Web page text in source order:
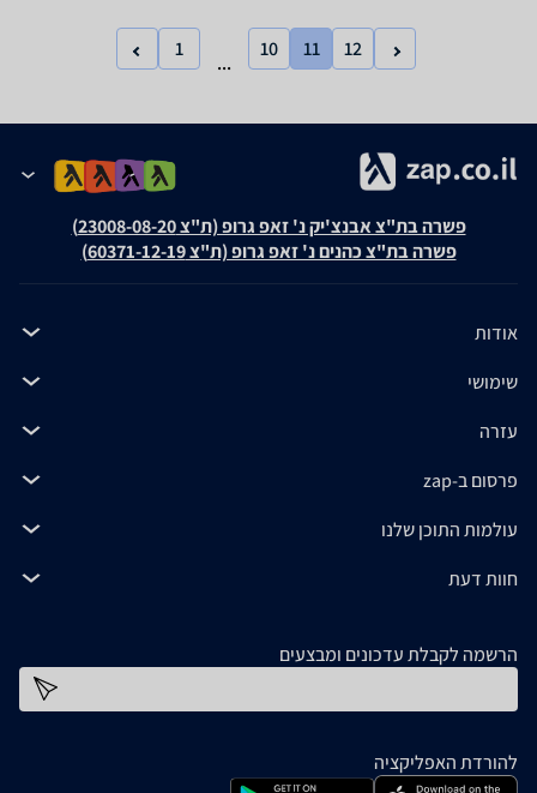
1
...
10 11 12
פשרה בת"צ אבנצ'יק נ' זאפ גרופ (ת"צ 23008-08-20)
פשרה בת"צ כהנים נ' זאפ גרופ (ת"צ 60371-12-19)
אודות
שימושי
עזרה
פרסום ב-zap
עולמות התוכן שלנו
חוות דעת
הרשמה לקבלת עדכונים ומבצעים
להורדת האפליקציה